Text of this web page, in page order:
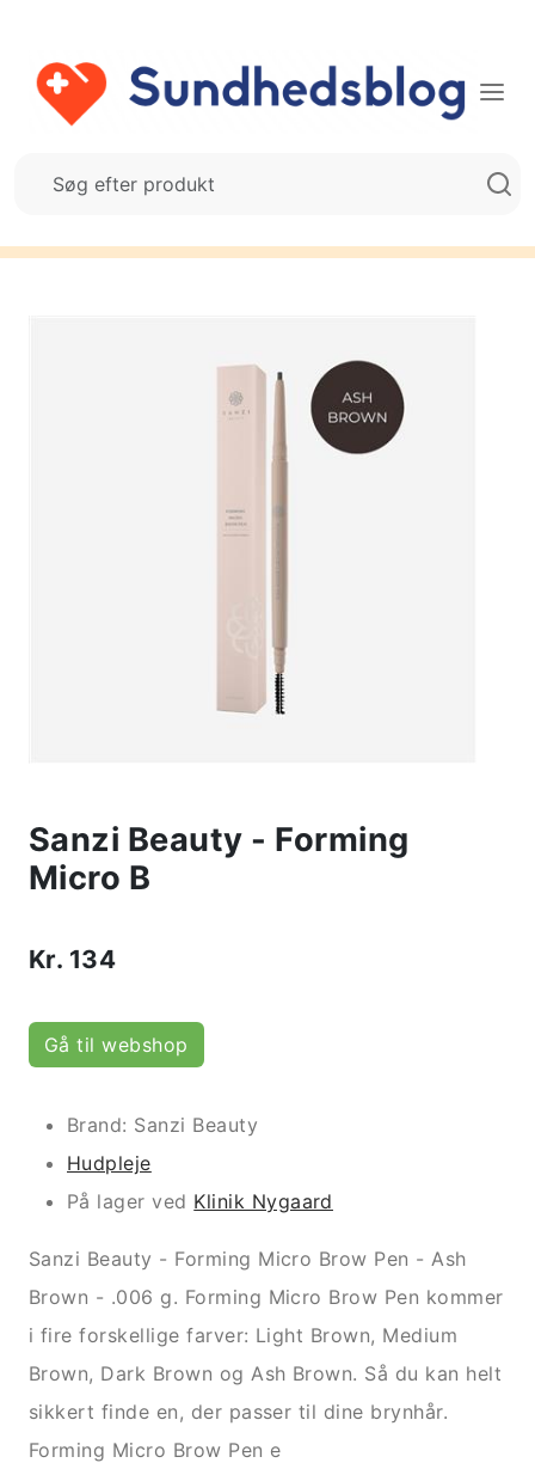
Sanzi Beauty - Forming
Micro B
Kr. 134
Gå til webshop
Brand: Sanzi Beauty
Hudpleje
På lager ved Klinik Nygaard
Sanzi Beauty - Forming Micro Brow Pen - Ash
Brown - .006 g. Forming Micro Brow Pen kommer
i fire forskellige farver: Light Brown, Medium
Brown, Dark Brown og Ash Brown. Så du kan helt
sikkert finde en, der passer til dine brynhår.
Forming Micro Brow Pen e